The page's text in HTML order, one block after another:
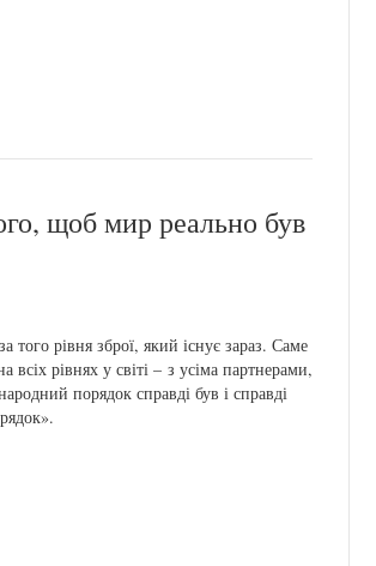
щоб мир реально був
того рівня зброї, який існує зараз. Саме
рівнях у світі – з усіма партнерами,
порядок справді був і справді